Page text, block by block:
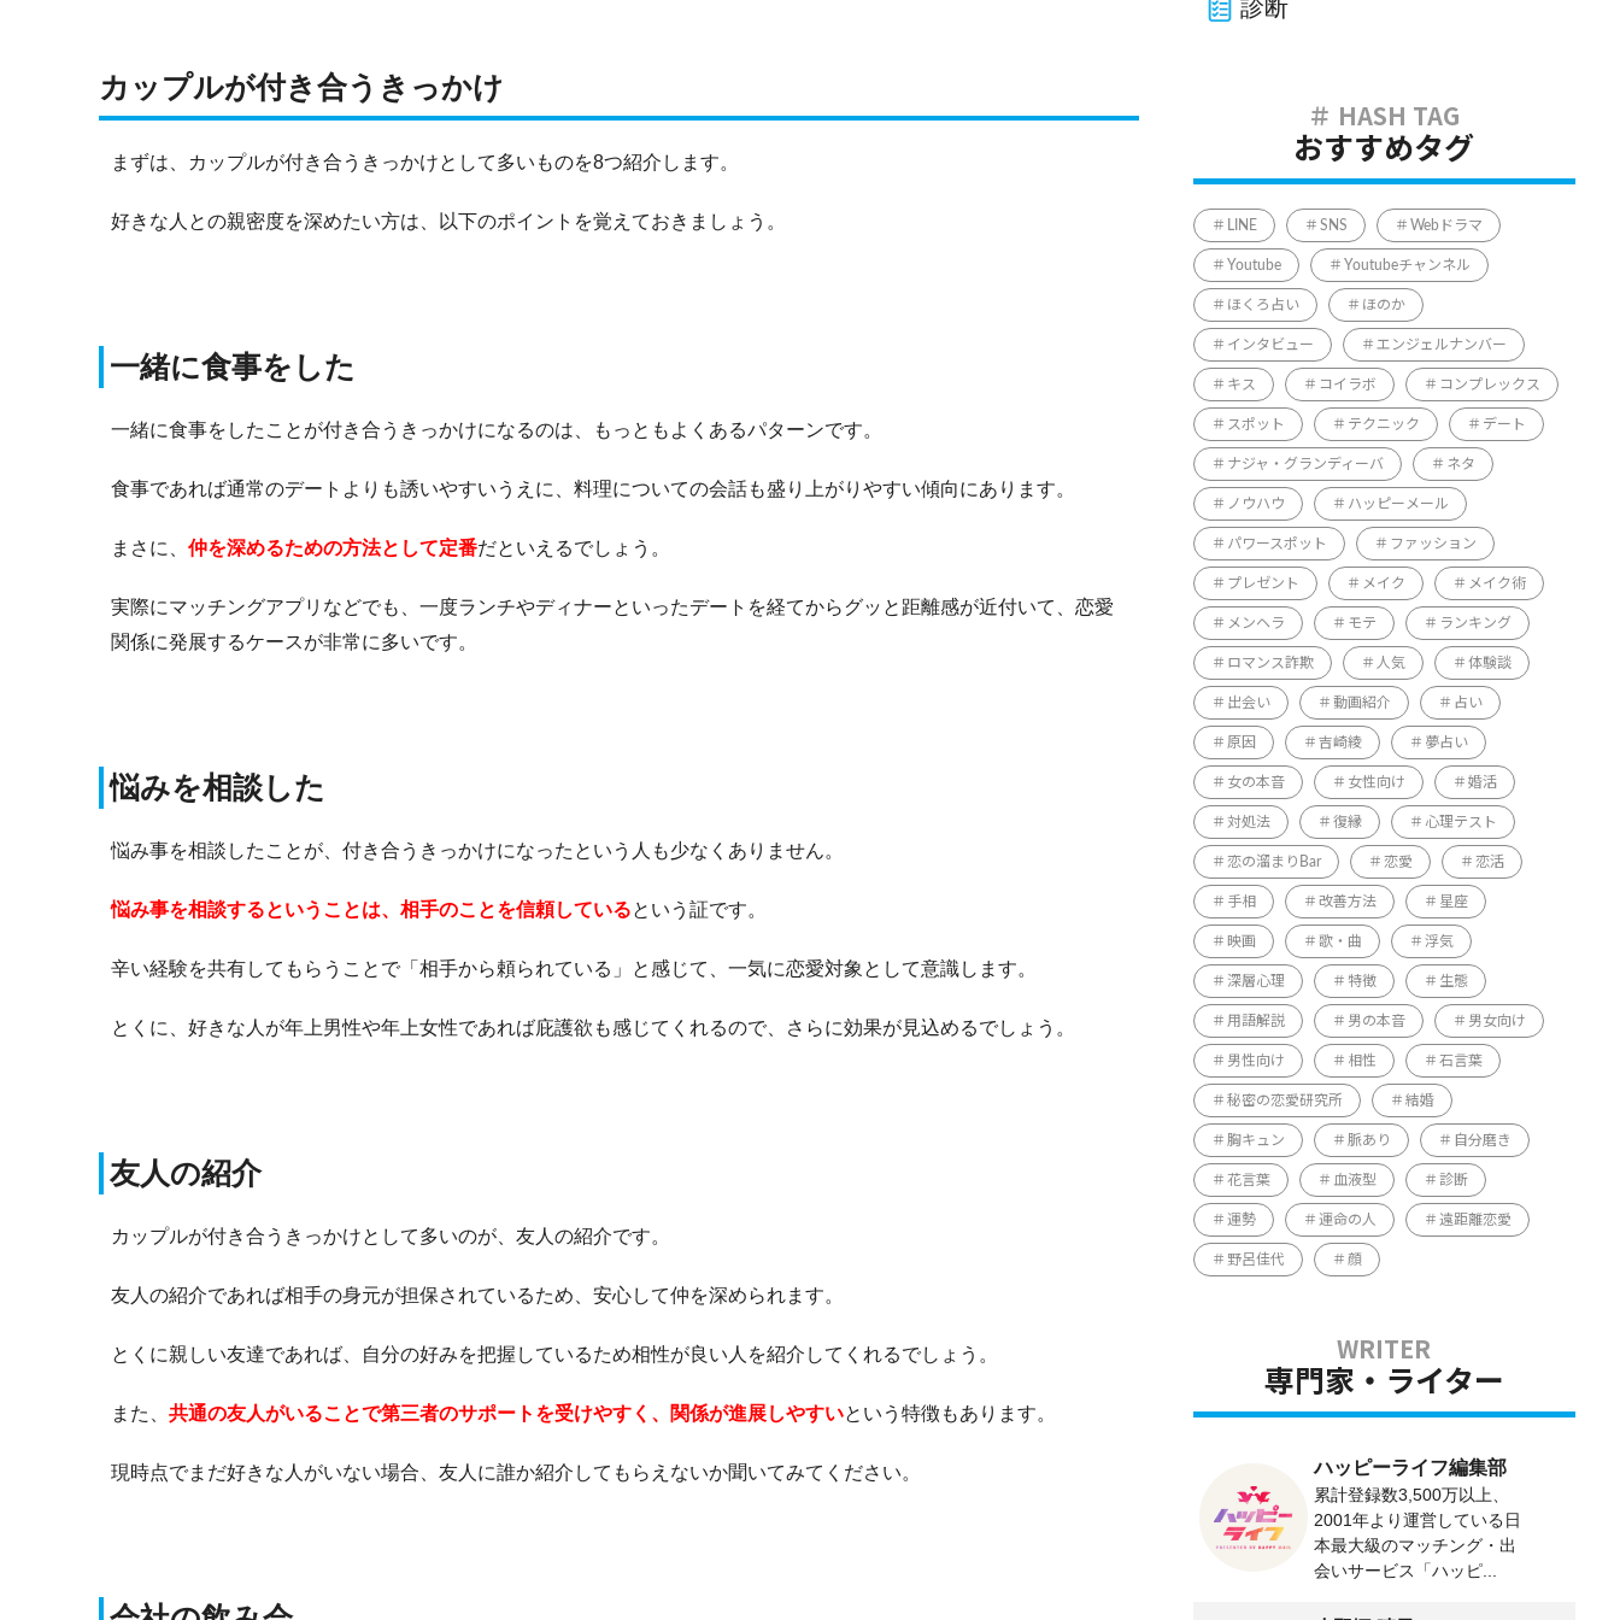
カップルが付き合うきっかけ
まずは、カップルが付き合うきっかけとして多いものを8つ紹介します。
好きな人との親密度を深めたい方は、以下のポイントを覚えておきましょう。
一緒に食事をした
一緒に食事をしたことが付き合うきっかけになるのは、もっともよくあるパターンです。
食事であれば通常のデートよりも誘いやすいうえに、料理についての会話も盛り上がりやすい傾向にあります。
まさに、 仲を深めるための方法として定番だといえるでしょう。
実際にマッチングアプリなどでも、一度ランチやディナーといったデートを経てからグッと距離感が近付いて、恋愛
関係に発展するケースが非常に多いです。
悩みを相談した
悩み事を相談したことが、付き合うきっかけになったという人も少なくありません。
悩み事を相談するということは、相手のことを信頼しているという証です。
辛い経験を共有してもらうことで「相手から頼られている」と感じて、一気に恋愛対象として意識します。
とくに、好きな人が年上男性や年上女性であれば庇護欲も感じてくれるので、さらに効果が見込めるでしょう。
友人の紹介
カップルが付き合うきっかけとして多いのが、友人の紹介です。
友人の紹介であれば相手の身元が担保されているため、安心して仲を深められます。
とくに親しい友達であれば、自分の好みを把握しているため相性が良い人を紹介してくれるでしょう。
また、 共通の友人がいることで第三者のサポートを受けやすく、関係が進展しやすいという特徴もあります。
現時点でまだ好きな人がいない場合、友人に誰か紹介してもらえないか聞いてみてください。
診断
おすすめタグ
LINE SNS Webドラマ
Youtube Youtubeチャンネル
ほくろ占い ほのか
インタビュー エンジェルナンバー
キス コイラボ コンプレックス
スポット テクニック デート
ナジャ・グランディーバ ネタ
ノウハウ ハッピーメール
パワースポット ファッション
プレゼント メイク メイク術
メンヘラ モテ ランキング
ロマンス詐欺 人気 体験談
出会い 動画紹介 占い
原因 吉崎綾 夢占い
女の本音 女性向け 婚活
対処法 復縁 心理テスト
恋の溜まりBar 恋愛 恋活
手相 改善方法 星座
映画 歌・曲 浮気
深層心理 特徴 生態
用語解説 男の本音 男女向け
男性向け 相性 石言葉
秘密の恋愛研究所 結婚
胸キュン 脈あり 自分磨き
花言葉 血液型 診断
運勢 運命の人 遠距離恋愛
野呂佳代 顔
専門家・ライター
ハッピーライフ編集部
累計登録数3,500万以上、
2001年より運営している日
本最大級のマッチング・出
会いサービス「ハッピ...